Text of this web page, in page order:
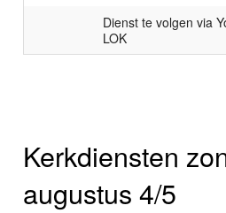
Dienst te volgen via
LOK
Kerkdiensten
augustus 4/5